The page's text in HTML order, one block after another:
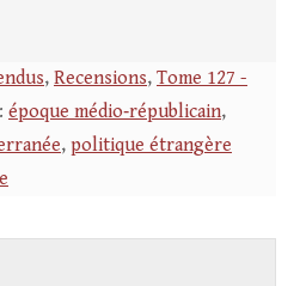
, Recensions, Tome 127 -
époque médio‑républicain,
, politique étrangère